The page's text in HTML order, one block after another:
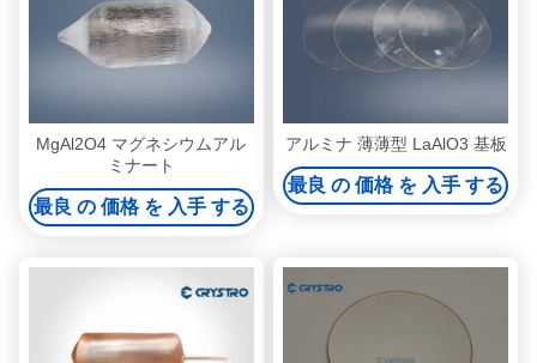
MgAl2O4 マグネシウムアル
ミナート
最良 の 価格 を 入手 する
アルミナ 薄薄型 LaAlO3 基板
最良 の 価格 を 入手 する